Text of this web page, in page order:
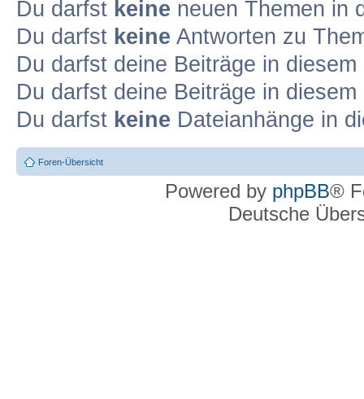
Du darfst keine neuen Themen in
Du darfst keine Antworten zu
Du darfst deine Beiträge in
Du darfst deine Beiträge in
Du darfst keine Dateianhänge in
Foren-Übersicht
Powered by phpBB®
Deutsche